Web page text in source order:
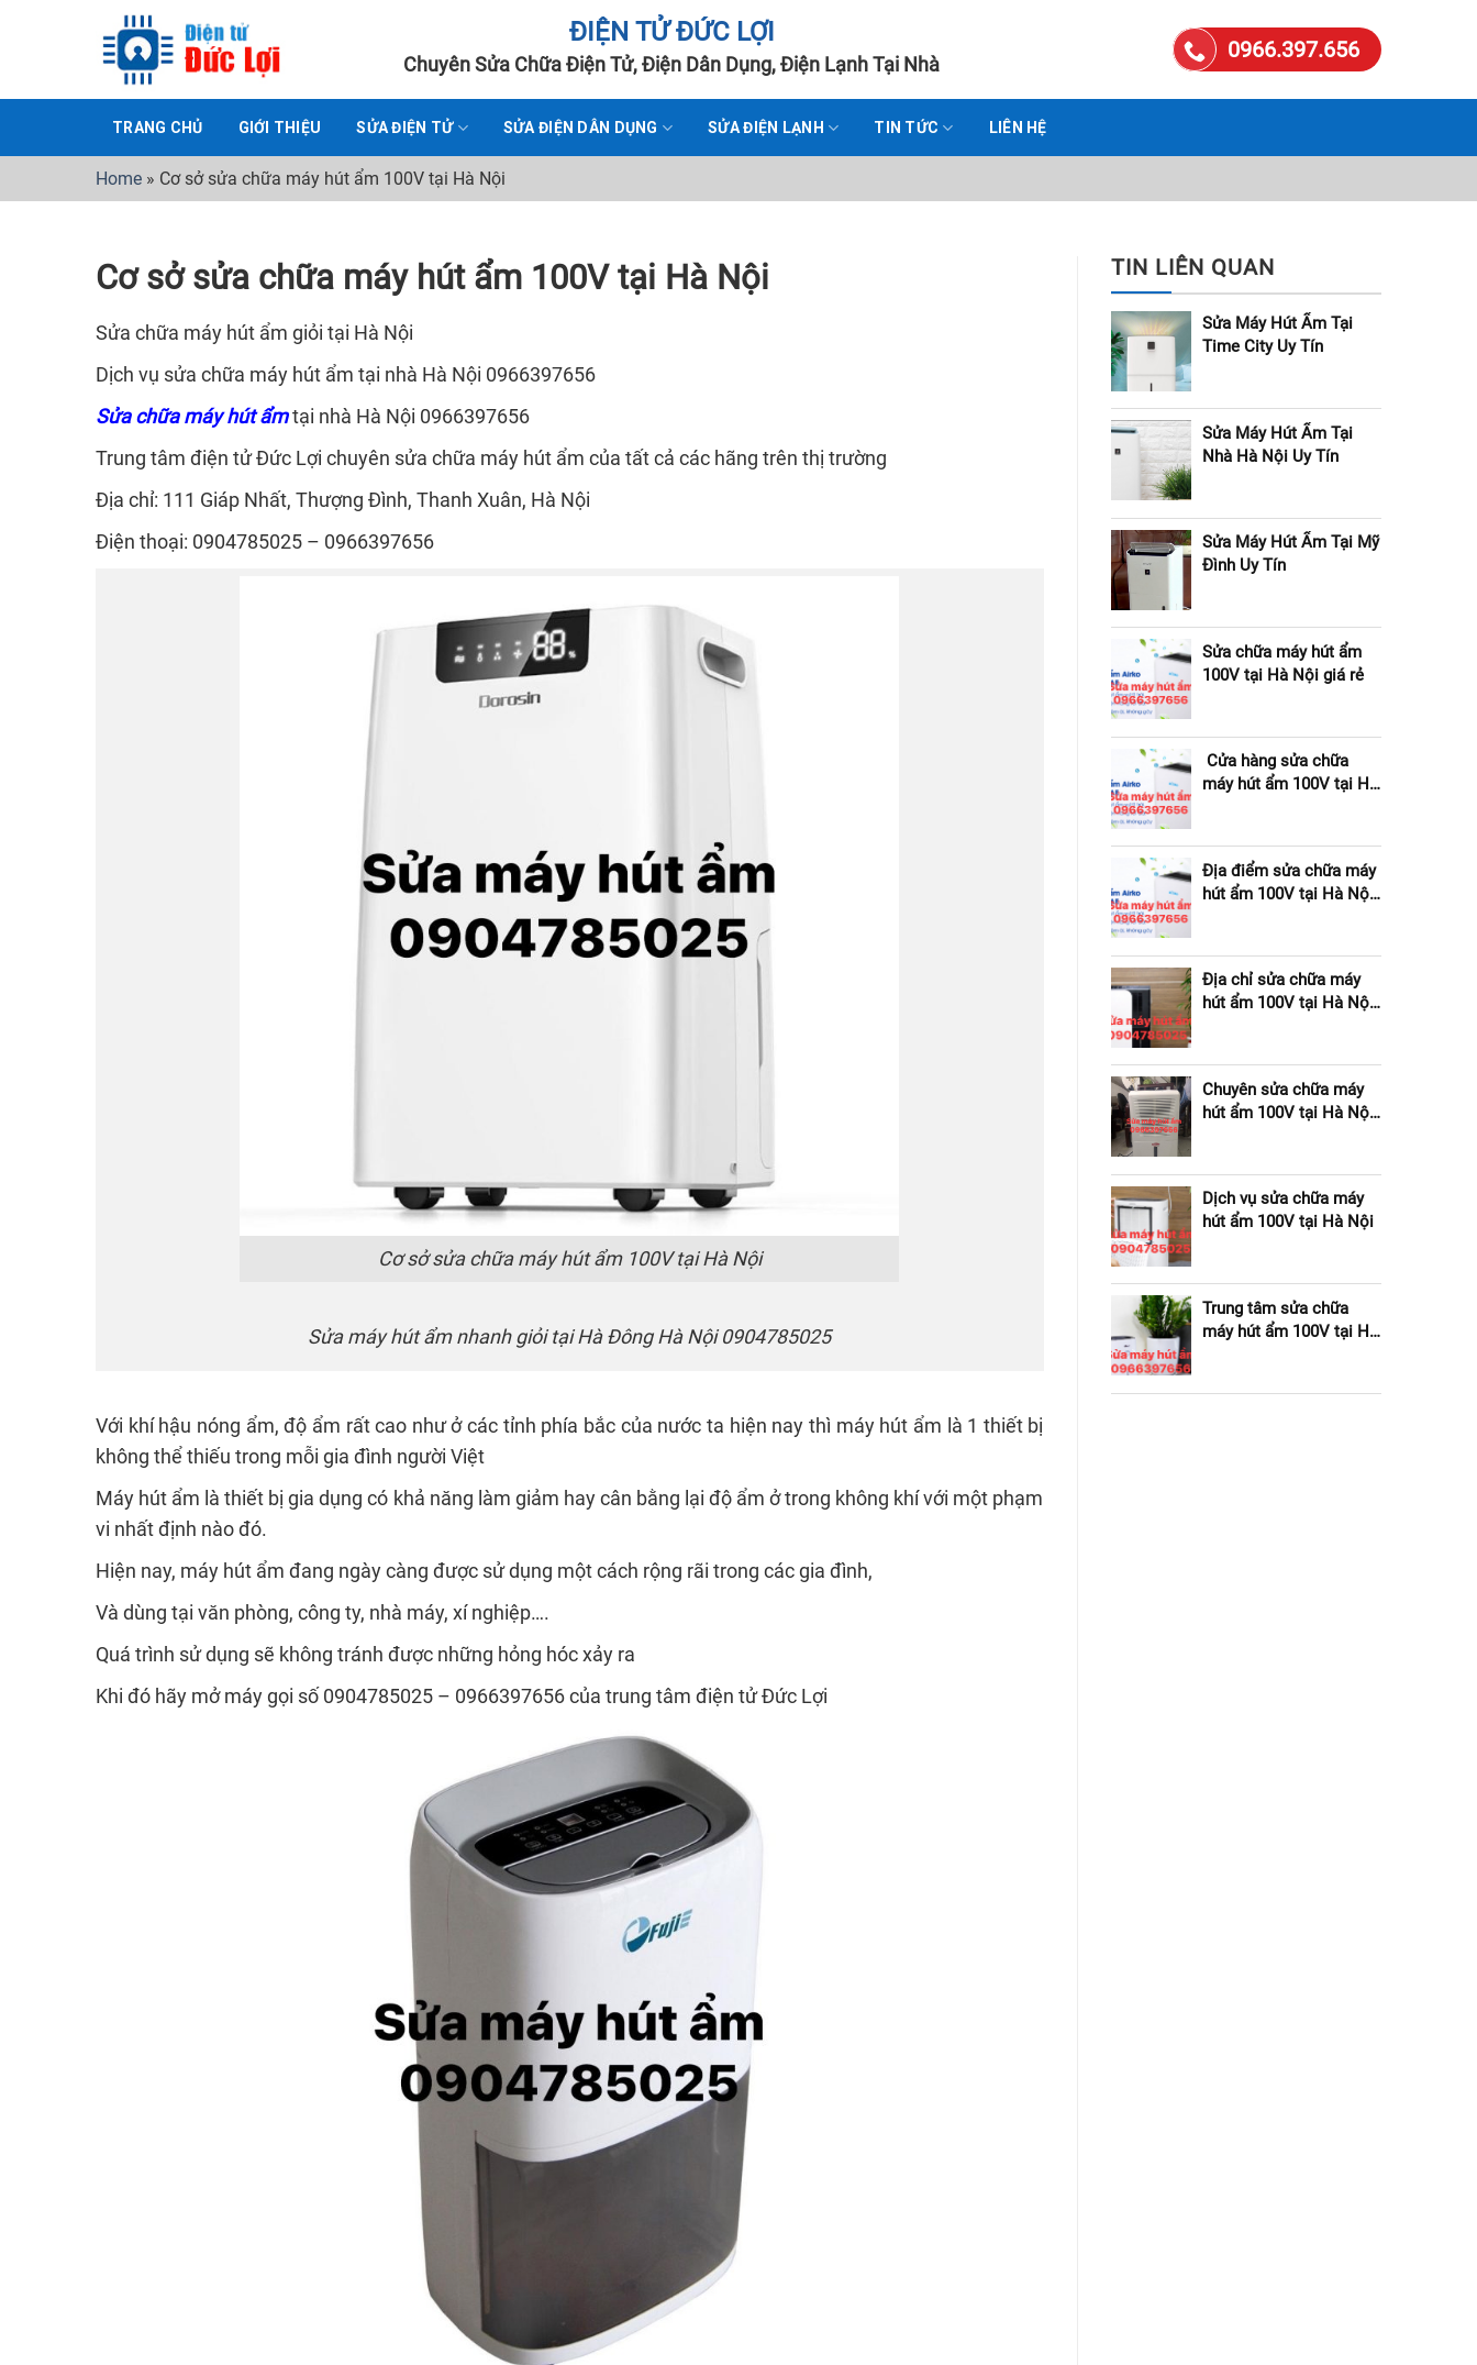
ĐIỆN TỬ ĐỨC LỢI
Chuyên Sửa Chữa Điện Tử, Điện Dân Dụng, Điện Lạnh Tại Nhà
0966.397.656
TRANG CHỦ GIỚI THIỆU SỬA ĐIỆN TỬ SỬA ĐIỆN DÂN DỤNG SỬA ĐIỆN LẠNH TIN TỨC LIÊN HỆ
Home » Cơ sở sửa chữa máy hút ẩm 100V tại Hà Nội
Cơ sở sửa chữa máy hút ẩm 100V tại Hà Nội
Sửa chữa máy hút ẩm giỏi tại Hà Nội
Dịch vụ sửa chữa máy hút ẩm tại nhà Hà Nội 0966397656
Sửa chữa máy hút ẩmtại nhà Hà Nội 0966397656
Trung tâm điện tử Đức Lợi chuyên sửa chữa máy hút ẩm của tất cả các hãng trên thị trường
Địa chỉ: 111 Giáp Nhất, Thượng Đình, Thanh Xuân, Hà Nội
Điện thoại: 0904785025 – 0966397656
Cơ sở sửa chữa máy hút ẩm 100V tại Hà Nội
Sửa máy hút ẩm nhanh giỏi tại Hà Đông Hà Nội 0904785025
Với khí hậu nóng ẩm, độ ẩm rất cao như ở các tỉnh phía bắc của nước ta hiện nay thì máy hút ẩm là 1 thiết bị
không thể thiếu trong mỗi gia đình người Việt
Máy hút ẩm là thiết bị gia dụng có khả năng làm giảm hay cân bằng lại độ ẩm ở trong không khí với một phạm
vi nhất định nào đó.
Hiện nay, máy hút ẩm đang ngày càng được sử dụng một cách rộng rãi trong các gia đình,
Và dùng tại văn phòng, công ty, nhà máy, xí nghiệp….
Quá trình sử dụng sẽ không tránh được những hỏng hóc xảy ra
Khi đó hãy mở máy gọi số 0904785025 – 0966397656 của trung tâm điện tử Đức Lợi
TIN LIÊN QUAN
Sửa Máy Hút Ẩm Tại
Time City Uy Tín
Sửa Máy Hút Ẩm Tại
Nhà Hà Nội Uy Tín
Sửa Máy Hút Ẩm Tại Mỹ
Đình Uy Tín
Sửa chữa máy hút ẩm
100V tại Hà Nội giá rẻ
Cửa hàng sửa chữa
máy hút ẩm 100V tại Hà
Địa điểm sửa chữa máy
hút ẩm 100V tại Hà Nội
Địa chỉ sửa chữa máy
hút ẩm 100V tại Hà Nội
Chuyên sửa chữa máy
hút ẩm 100V tại Hà Nội
Dịch vụ sửa chữa máy
hút ẩm 100V tại Hà Nội
Trung tâm sửa chữa
máy hút ẩm 100V tại Hà